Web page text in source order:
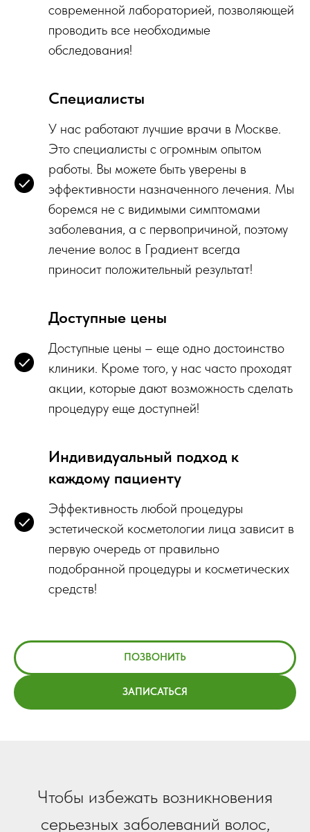
современной лабораторией, позволяющей
проводить все необходимые
обследования!
Специалисты
У нас работают лучшие врачи в Москве.
Это специалисты с огромным опытом
работы. Вы можете быть уверены в
эффективности назначенного лечения. Мы
боремся не с видимыми симптомами
заболевания, а с первопричиной, поэтому
лечение волос в Градиент всегда
приносит положительный результат!
Доступные цены
Доступные цены – еще одно достоинство
клиники. Кроме того, у нас часто проходят
акции, которые дают возможность сделать
процедуру еще доступней!
Индивидуальный подход к
каждому пациенту
Эффективность любой процедуры
эстетической косметологии лица зависит в
первую очередь от правильно
подобранной процедуры и косметических
средств!
ПОЗВОНИТЬ
ЗАПИСАТЬСЯ
Чтобы избежать возникновения
серьезных заболеваний волос,